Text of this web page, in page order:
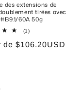
des extensions de
tirées avec
60A 50g
(1)1
des
de $106.20USD